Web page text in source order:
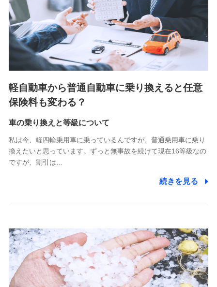
SBIいきいき少額短期保険会社 (https://www.i-
sedai.com/)
SBIペット少額短期保険株式会社 (https://www.sbipet-
ssi.co.jp/)
SBIリスタ少額短期保険会社
(https://www.jishin.co.jp/)
スマートプラス少額短期保険株式会社
チューリッヒ少額短期保険株式会社
(https://www.zurichssi.co.jp/)
(https://www.tokiomarine-x.co.jp/)
(https://pshoken.co.jp/)
リトルファミリー少額短期保険株式会社
(https://www.littlefamily-ssi.com/)
郵便、電話、およびＥメール等により、当社と取引のあるも
た維持管理等の委託業務遂行のため、またそれらに付帯、関
連する当社および提携会社のサービスを案内、提供するため
（なお、当社は複数の保険会社と取引があり、取得した個人
情報を取引のある他の保険会社の商品・サービスをご提案す
るために利用させていただくことがあります。）
上記に係る連絡・手続き・管理等付帯業務を行うため
軽自動車から普通自動車に乗り換えると任意
保険料も変わる？
車の乗り換えと等級について
私は今、軽四輪乗用車に乗っているんですが、普通乗用車に乗り
換えたいと思っています。ずっと無事故を続けて現在16等級なの
ですが、割引は…
続きを見る